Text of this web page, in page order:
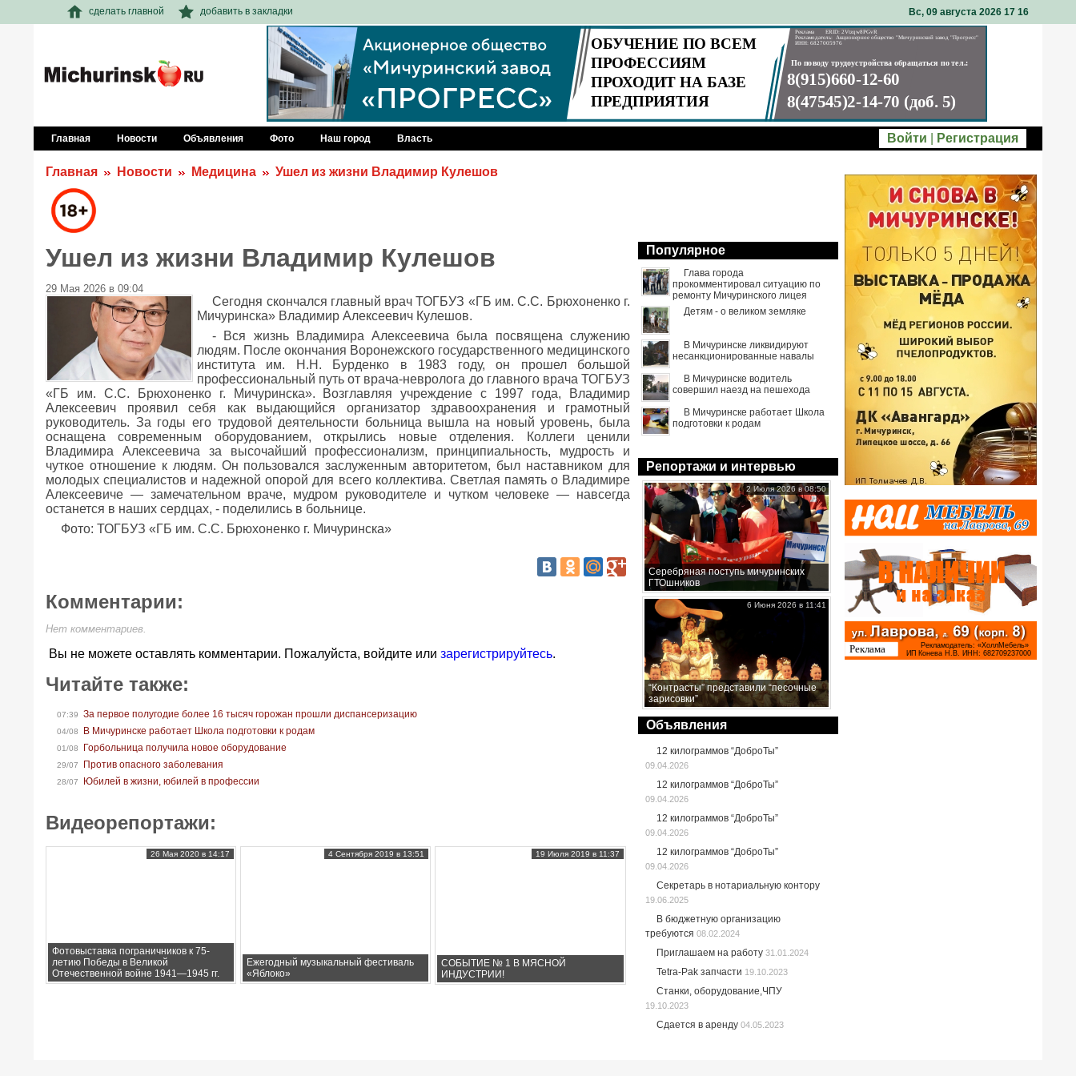
сделать главной добавить в закладки Вс, 09 августа 2026 17 16
Главная Новости Объявления Фото Наш город Власть Войти Регистрация
Главная Новости Медицина Ушел из жизни Владимир Кулешов
Ушел из жизни Владимир Кулешов
29 Мая 2026 в 09:04
Сегодня скончался главный врач ТОГБУЗ «ГБ им. С.С. Брюхоненко г.
Мичуринска» Владимир Алексеевич Кулешов.
- Вся жизнь Владимира Алексеевича была посвящена служению
людям. После окончания Воронежского государственного медицинского
института им. Н.Н. Бурденко в 1983 году, он прошел большой
профессиональный путь от врача-невролога до главного врача ТОГБУЗ
«ГБ им. С.С. Брюхоненко г. Мичуринска». Возглавляя учреждение с 1997 года, Владимир
Алексеевич проявил себя как выдающийся организатор здравоохранения и грамотный
руководитель. За годы его трудовой деятельности больница вышла на новый уровень, была
оснащена современным оборудованием, открылись новые отделения. Коллеги ценили
Владимира Алексеевича за высочайший профессионализм, принципиальность, мудрость и
чуткое отношение к людям. Он пользовался заслуженным авторитетом, был наставником для
молодых специалистов и надежной опорой для всего коллектива. Светлая память о Владимире
Алексеевиче — замечательном враче, мудром руководителе и чутком человеке — навсегда
останется в наших сердцах, - поделились в больнице.
Фото: ТОГБУЗ «ГБ им. С.С. Брюхоненко г. Мичуринска»
Комментарии:
Нет комментариев.
Вы не можете оставлять комментарии. Пожалуйста, войдите или зарегистрируйтесь.
Читайте также:
07:39 За первое полугодие более 16 тысяч горожан прошли диспансеризацию
04/08 В Мичуринске работает Школа подготовки к родам
01/08 Горбольница получила новое оборудование
29/07 Против опасного заболевания
28/07 Юбилей в жизни, юбилей в профессии
Видеорепортажи:
Фотовыставка пограничников к 75-
летию Победы в Великой
Отечественной войне 1941—1945 гг.
26 Мая 2020 в 14:17
Ежегодный музыкальный фестиваль
«Яблоко»
4 Сентября 2019 в 13:51
СОБЫТИЕ № 1 В МЯСНОЙ
ИНДУСТРИИ!
19 Июля 2019 в 11:37
Популярное
Глава города
прокомментировал ситуацию по
ремонту Мичуринского лицея
Детям - о великом земляке
В Мичуринске ликвидируют
несанкционированные навалы
В Мичуринске водитель
совершил наезд на пешехода
В Мичуринске работает Школа
подготовки к родам
Репортажи и интервью
Серебряная поступь мичуринских
ГТОшников
2 Июля 2026 в 08:50
“Контрасты” представили “песочные
зарисовки”
6 Июня 2026 в 11:41
Объявления
12 килограммов “ДоброТы”
09.04.2026
12 килограммов “ДоброТы”
09.04.2026
12 килограммов “ДоброТы”
09.04.2026
12 килограммов “ДоброТы”
09.04.2026
Секретарь в нотариальную контору
19.06.2025
В бюджетную организацию
требуются 08.02.2024
Приглашаем на работу 31.01.2024
Tetra-Pak запчасти 19.10.2023
Станки, оборудование,ЧПУ
19.10.2023
Сдается в аренду 04.05.2023